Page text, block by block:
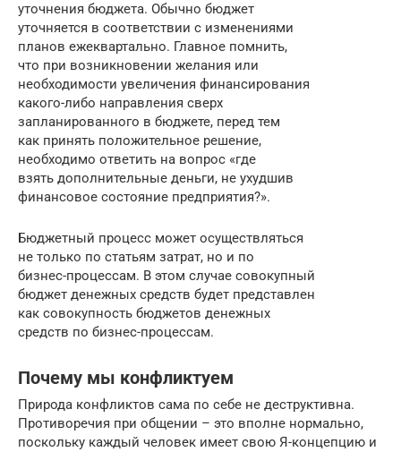
уточнения бюджета. Обычно бюджет
уточняется в соответствии с изменениями
планов ежеквартально. Главное помнить,
что при возникновении желания или
необходимости увеличения финансирования
какого-либо направления сверх
запланированного в бюджете, перед тем
как принять положительное решение,
необходимо ответить на вопрос «где
взять дополнительные деньги, не ухудшив
финансовое состояние предприятия?».
Бюджетный процесс может осуществляться
не только по статьям затрат, но и по
бизнес-процессам. В этом случае совокупный
бюджет денежных средств будет представлен
как совокупность бюджетов денежных
средств по бизнес-процессам.
Почему мы конфликтуем
Природа конфликтов сама по себе не деструктивна.
Противоречия при общении – это вполне нормально,
поскольку каждый человек имеет свою Я-концепцию и